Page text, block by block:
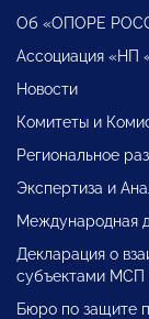
Об «ОПОРЕ
Ассоциация «НП
Новости
Комитеты и
Региональное
Экспертиза и
Международная
Декларация о
субъектами МСП
Бюро по защите